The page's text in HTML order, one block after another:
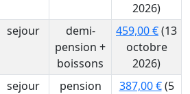
2026)
sejour
demi-
pension +
boissons
459,00 €(13
octobre
2026)
sejour
pension
387,00 €(5